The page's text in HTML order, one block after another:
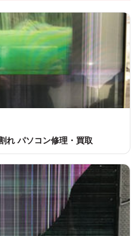
れ パソコン修理・買取